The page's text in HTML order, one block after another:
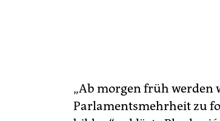
„Ab morgen früh werden
Parlamentsmehrheit zu